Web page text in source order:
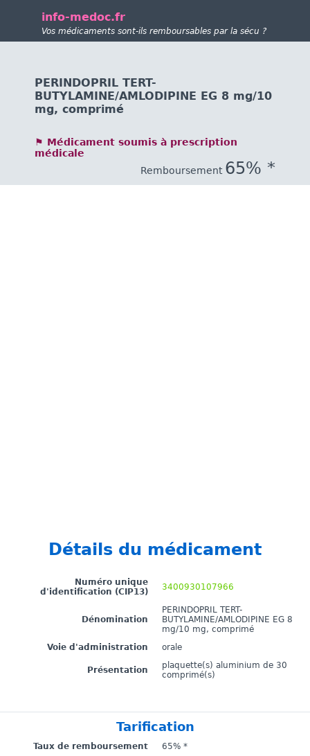
info-medoc.fr
Vos médicaments sont-ils remboursables par la sécu ?
PERINDOPRIL TERT-
BUTYLAMINE/AMLODIPINE EG 8 mg/10
mg, comprimé
⚑ Médicament soumis à prescription
médicale
Remboursement 65% *
Détails du médicament
Numéro unique
d'identification (CIP13)
3400930107966
Dénomination
PERINDOPRIL TERT-
BUTYLAMINE/AMLODIPINE EG 8
mg/10 mg, comprimé
Voie d'administration
orale
Présentation
plaquette(s) aluminium de 30
comprimé(s)
Tarification
Taux de remboursement
65% *